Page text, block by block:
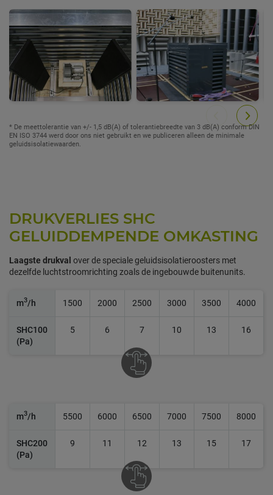
* De meettolerantie van +/- 1,5 dB(A) of tolerantiebreedte van 3 dB(A) conform DIN
EN ISO 3744 werd door ons niet gebruikt en we publiceren alleen de minimale
geluidsisolatiewaarden.
DRUKVERLIES SHC
GELUIDDEMPENDE OMKASTING
Laagste drukval over de speciale geluidsisolatieroosters met
dezelfde luchtstroomrichting zoals de ingebouwde buitenunits.
m3/h 1500 2000 2500 3000 3500 4000
SHC100
(Pa)
5 6 7 10 13 16
m3/h 5500 6000 6500 7000 7500 8000
SHC200
(Pa)
9 11 12 13 15 17